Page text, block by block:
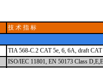
技 术 指 标
TIA 568-C.2 CAT 5e, 6, 6A, draft
ISO/IEC 11801, EN 50173 Class